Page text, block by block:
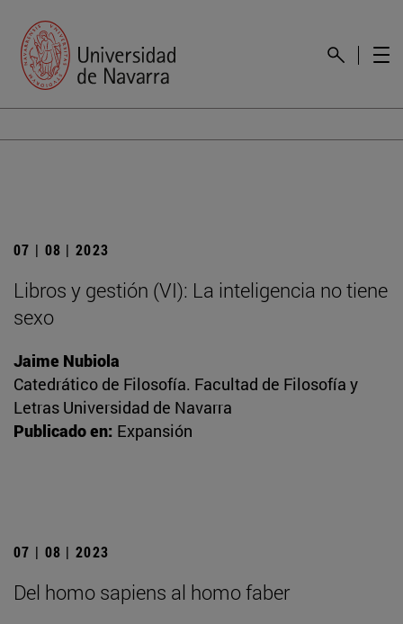
07 | 08 | 2023
Libros y gestión (VI): La inteligencia no tiene
sexo
Jaime Nubiola
Catedrático de Filosofía. Facultad de Filosofía y
Letras Universidad de Navarra
Publicado en: Expansión
07 | 08 | 2023
Del homo sapiens al homo faber